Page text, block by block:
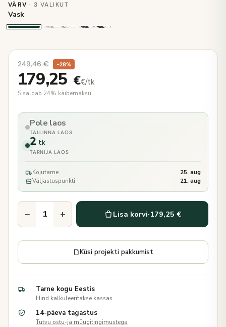
VÄRV · 3 VALIKUT
Vask
249,46€ −28%
179,25 €€/tk
Sisaldab 24% käibemaksu
Pole laos
TALLINNA LAOS
2 tk
TARNIJA LAOS
Kojutarne
25. aug
Väljastuspunkti
21. aug
− + Lisa korvi·179,25 €
Küsi projekti pakkumist
Tarne kogu Eestis
Hind kalkuleeritakse kassas
14-päeva tagastus
Tutvu ostu-ja müügitingimustega